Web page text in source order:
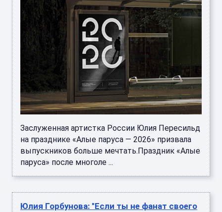
Заслуженная артистка России Юлия Пересильд
на празднике «Алые паруса — 2026» призвала
выпускников больше мечтать.Праздник «Алые
паруса» после многоле ...
Юлия Горбунова: "Если ты не фанат своего